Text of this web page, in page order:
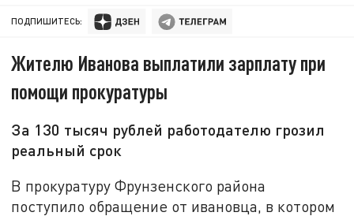
ПОДПИШИТЕСЬ:
Жителю Иванова выплатили зарплату при
помощи прокуратуры
За 130 тысяч рублей работодателю грозил
реальный срок
В прокуратуру Фрунзенского района
поступило обращение от ивановца, в котором